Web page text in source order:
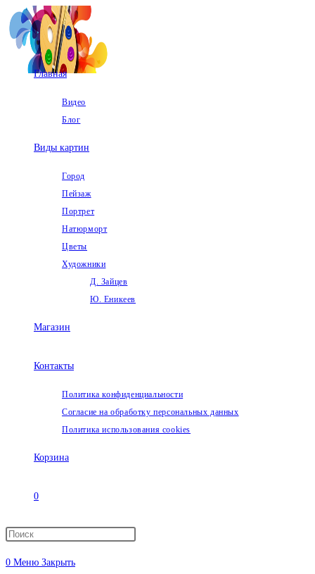
Перейти
к
содержимому
Главная
Видео
Блог
Виды картин
Город
Пейзаж
Портрет
Натюрморт
Цветы
Художники
Д. Зайцев
Ю. Еникеев
Магазин
Контакты
Политика конфиденциальности
Согласие на обработку персональных данных
Политика использования cookies
Корзина
0
Переключить
0 Меню Закрыть